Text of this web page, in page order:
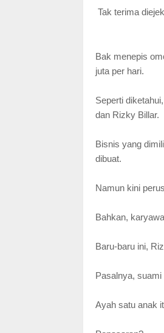
Tak terima
Bak menepis
juta per hari.
Seperti
dan Rizky Billar.
Bisnis yang
dibuat.
Namun kini
Bahkan,
Baru-baru ini,
Pasalnya,
Ayah satu anak